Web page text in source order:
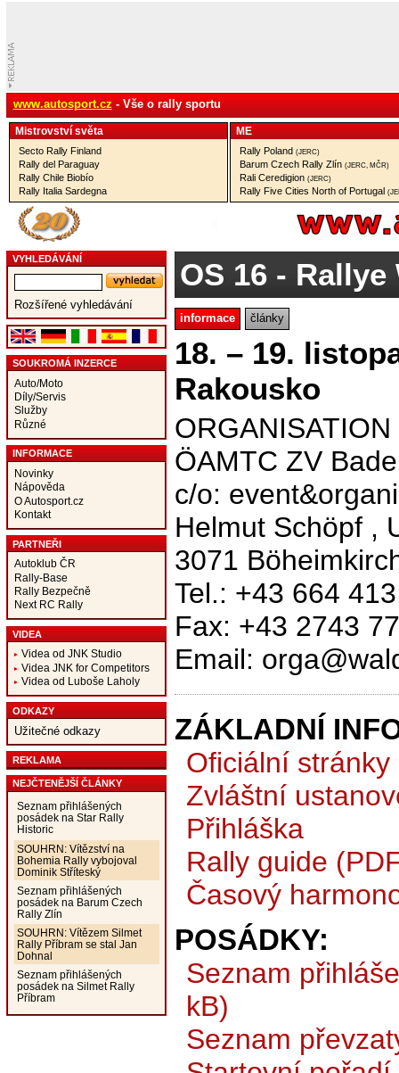
www.autosport.cz - Vše o rally sportu
Mistrovství­ světa
Secto Rally Finland
Rally del Paraguay
Rally Chile Biobío
Rally Italia Sardegna
ME
Rally Poland (JERC)
Barum Czech Rally Zlín (JERC, MČR)
Rali Ceredigion (JERC)
Rally Five Cities North of Portugal
VYHLEDÁVÁNÍ
Rozšířené vyhledávání
SOUKROMÁ INZERCE
Auto/Moto
Díly/Servis
Služby
Různé
INFORMACE
Novinky
Nápověda
O Autosport.cz
Kontakt
PARTNEŘI
Autoklub ČR
Rally-Base
Rally Bezpečně
Next RC Rally
VIDEA
Videa od JNK Studio
Videa JNK for Competitors
Videa od Luboše Laholy
ODKAZY
Užitečné odkazy
REKLAMA
NEJČTENĚJŠÍ ČLÁNKY
Seznam přihlášených
posádek na Star Rally
Historic
SOUHRN: Vítězství na
Bohemia Rally vybojoval
Dominik Stříteský
Seznam přihlášených
posádek na Barum Czech
Rally Zlín
SOUHRN: Vítězem Silmet
Rally Příbram se stal Jan
Dohnal
Seznam přihlášených
posádek na Silmet Rally
Příbram
OS 16- Rallye
informace články
18. – 19.
Rakousko
ÖAMTC ZV
c/o:
Helmut Schöpf ,
3071
Tel.: +43 664
Fax: +43 2743
Email:
ZÁKLADNÍ
Oficiální stránky
Zvláštní
Přihláška
Rally guide
Časový
POSÁDKY:
Seznam
kB)
Seznam